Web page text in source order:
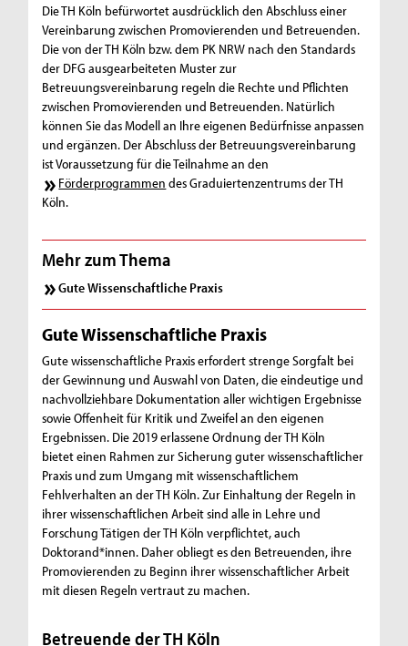
Die TH Köln befürwortet ausdrücklich den Abschluss einer
Vereinbarung zwischen Promovierenden und Betreuenden.
Die von der TH Köln bzw. dem PK NRW nach den Standards
der DFG ausgearbeiteten Muster zur
Betreuungsvereinbarung regeln die Rechte und Pflichten
zwischen Promovierenden und Betreuenden. Natürlich
können Sie das Modell an Ihre eigenen Bedürfnisse anpassen
und ergänzen. Der Abschluss der Betreuungsvereinbarung
ist Voraussetzung für die Teilnahme an den
Förderprogrammen des Graduiertenzentrums der TH
Köln.
Mehr zum Thema
Gute Wissenschaftliche Praxis
Gute Wissenschaftliche Praxis
Gute wissenschaftliche Praxis erfordert strenge Sorgfalt bei
der Gewinnung und Auswahl von Daten, die eindeutige und
nachvollziehbare Dokumentation aller wichtigen Ergebnisse
sowie Offenheit für Kritik und Zweifel an den eigenen
Ergebnissen. Die 2019 erlassene Ordnung der TH Köln
bietet einen Rahmen zur Sicherung guter wissenschaftlicher
Praxis und zum Umgang mit wissenschaftlichem
Fehlverhalten an der TH Köln. Zur Einhaltung der Regeln in
ihrer wissenschaftlichen Arbeit sind alle in Lehre und
Forschung Tätigen der TH Köln verpflichtet, auch
Doktorand*innen. Daher obliegt es den Betreuenden, ihre
Promovierenden zu Beginn ihrer wissenschaftlicher Arbeit
mit diesen Regeln vertraut zu machen.
Betreuende der TH Köln